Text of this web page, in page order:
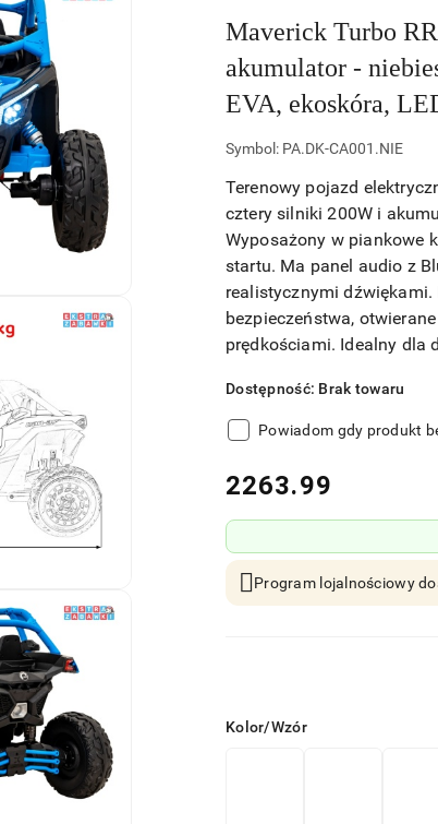
Maverick Turbo
akumulator -
EVA, ekoskóra,
Symbol: PA.DK-CA001.NIE
Terenowy pojazd
cztery silniki 200W i
Wyposażony w piankowe
startu. Ma panel audio z
realistycznymi dźwiękami.
bezpieczeństwa,
prędkościami. Idealny dla
Dostępność: Brak towaru
Powiadom gdy produkt
cena:
2263.99
Program lojalnościowy
Wariant
Kolor/Wzór